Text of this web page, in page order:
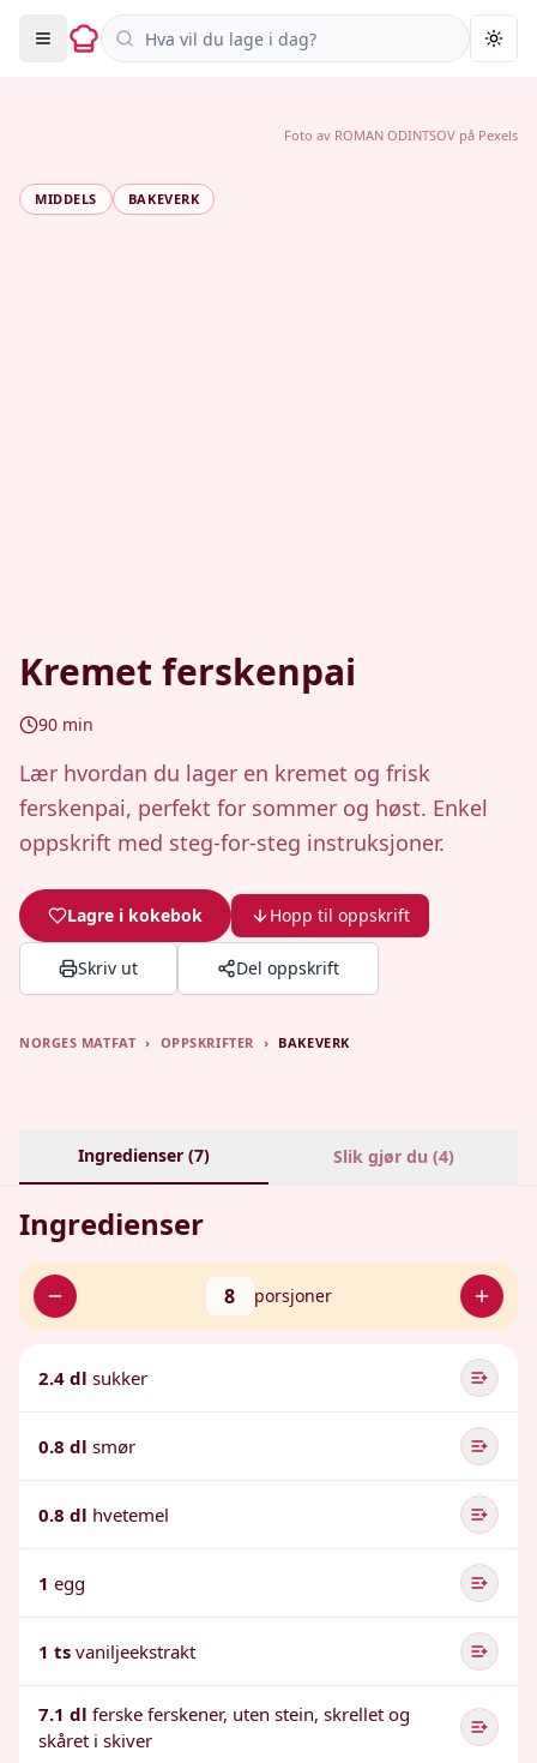
Søk i oppskrifter
MIDDELS BAKEVERK
Kremet ferskenpai
90 min
Lær hvordan du lager en kremet og frisk
ferskenpai, perfekt for sommer og høst. Enkel
oppskrift med steg-for-steg instruksjoner.
Lagre i kokebok Hopp til oppskrift
Skriv ut Del oppskrift
Foto av ROMAN ODINTSOV på Pexels
NORGES MATFAT › OPPSKRIFTER › BAKEVERK
Ingredienser (7) Slik gjør du (4)
Ingredienser
8 porsjoner
2.4 dl sukker
0.8 dl smør
0.8 dl hvetemel
1 egg
1 ts vaniljeekstrakt
7.1 dl ferske ferskener, uten stein, skrellet og
skåret i skiver